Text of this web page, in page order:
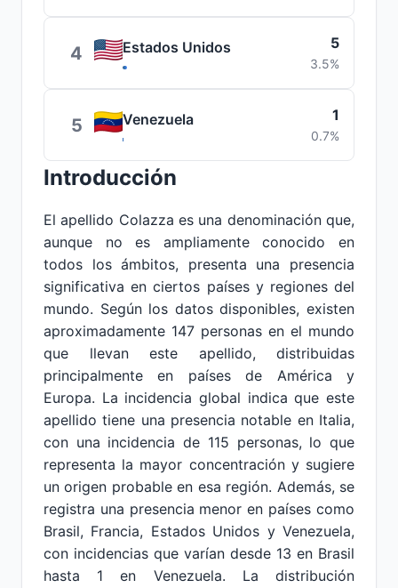
4 Estados Unidos 5
3.5%
5 Venezuela 1
0.7%
Introducción
El apellido Colazza es una denominación que,
aunque no es ampliamente conocido en
todos los ámbitos, presenta una presencia
significativa en ciertos países y regiones del
mundo. Según los datos disponibles, existen
aproximadamente 147 personas en el mundo
que llevan este apellido, distribuidas
principalmente en países de América y
Europa. La incidencia global indica que este
apellido tiene una presencia notable en Italia,
con una incidencia de 115 personas, lo que
representa la mayor concentración y sugiere
un origen probable en esa región. Además, se
registra una presencia menor en países como
Brasil, Francia, Estados Unidos y Venezuela,
con incidencias que varían desde 13 en Brasil
hasta 1 en Venezuela. La distribución